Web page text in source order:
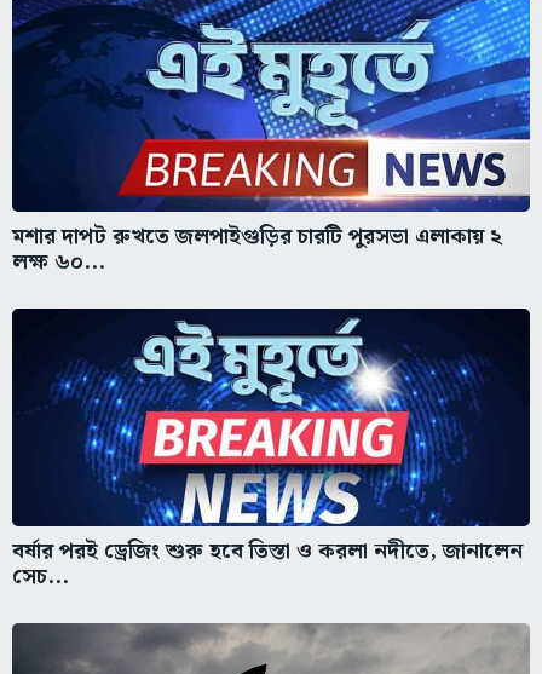
মশার দাপট রুখতে জলপাইগুড়ির চারটি পুরসভা এলাকায় ২
লক্ষ ৬০...
বর্ষার পরই ড্রেজিং শুরু হবে তিস্তা ও করলা নদীতে, জানালেন
সেচ...